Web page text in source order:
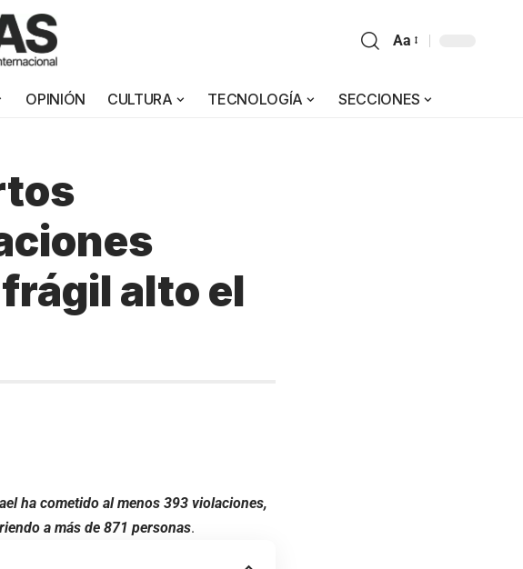
Aa
OPINIÓN CULTURA TECNOLOGÍA SECCIONES
alto el
ha cometido al menos 393 violaciones,
a más de 871 personas.